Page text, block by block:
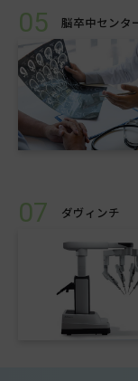
05 脳卒中センタ
07 ダヴィンチ